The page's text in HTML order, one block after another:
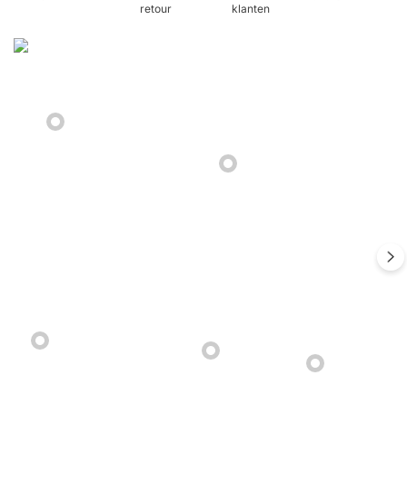
retour
klanten